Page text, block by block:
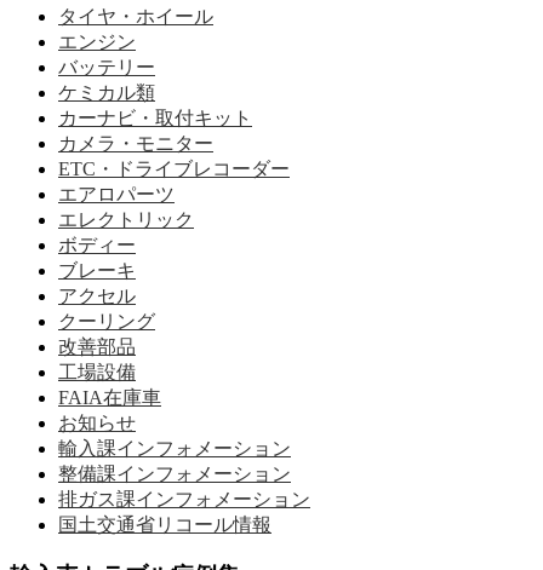
タイヤ・ホイール
エンジン
バッテリー
ケミカル類
カーナビ・取付キット
カメラ・モニター
ETC・ドライブレコーダー
エアロパーツ
エレクトリック
ボディー
ブレーキ
アクセル
クーリング
改善部品
工場設備
FAIA在庫車
お知らせ
輸入課インフォメーション
整備課インフォメーション
排ガス課インフォメーション
国土交通省リコール情報